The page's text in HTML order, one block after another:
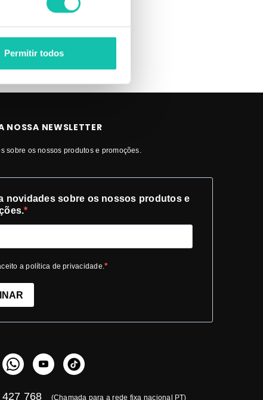
Permitir todos
NOSSA NEWSLETTER
sobre os nossos produtos e promoções.
novidades sobre os nossos produtos e
a política de privacidade.
768 (Chamada para a rede fixa nacional PT)